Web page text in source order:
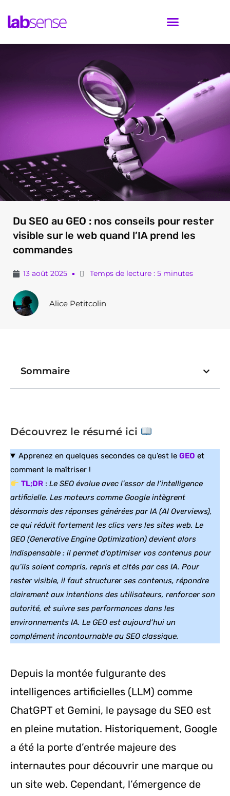
Du SEO au GEO : nos conseils pour rester
visible sur le web quand l’IA prend les
commandes
13 août 2025 Temps de lecture : 5 minutes
Alice Petitcolin
Sommaire
Découvrez le résumé ici
Apprenez en quelques secondes ce qu’est le GEO et
comment le maîtriser !
TL;DR :Le SEO évolue avec l’essor de l’intelligence
artificielle. Les moteurs comme Google intègrent
désormais des réponses générées par IA (AI Overviews),
ce qui réduit fortement les clics vers les sites web. Le
GEO (Generative Engine Optimization) devient alors
indispensable : il permet d’optimiser vos contenus pour
qu’ils soient compris, repris et cités par ces IA. Pour
rester visible, il faut structurer ses contenus, répondre
clairement aux intentions des utilisateurs, renforcer son
autorité, et suivre ses performances dans les
environnements IA. Le GEO est aujourd’hui un
complément incontournable au SEO classique.
Depuis la montée fulgurante des
intelligences artificielles (LLM) comme
ChatGPT et Gemini, le paysage du SEO est
en pleine mutation. Historiquement, Google
a été la porte d’entrée majeure des
internautes pour découvrir une marque ou
un site web. Cependant, l’émergence de